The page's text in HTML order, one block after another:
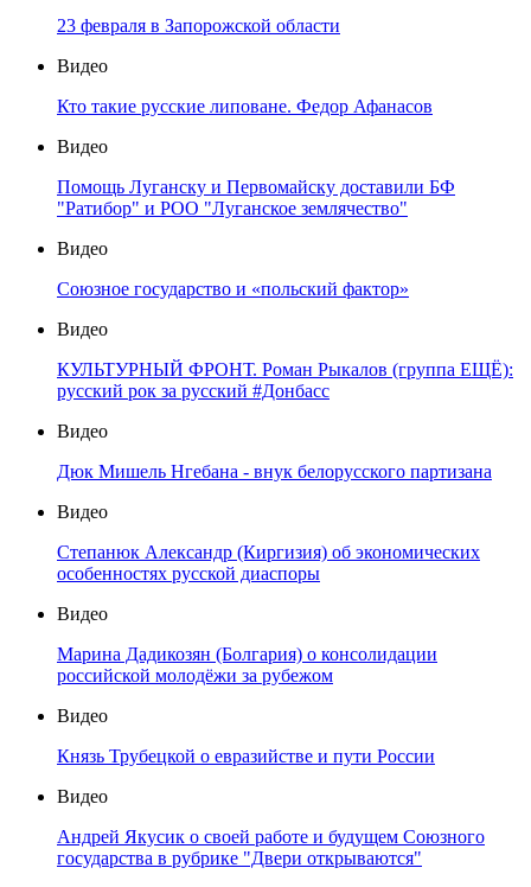
23 февраля в Запорожской области
Видео
Кто такие русские липоване. Федор Афанасов
Видео
Помощь Луганску и Первомайску доставили БФ
"Ратибор" и РОО "Луганское землячество"
Видео
Союзное государство и «польский фактор»
Видео
КУЛЬТУРНЫЙ ФРОНТ. Роман Рыкалов (группа ЕЩЁ):
русский рок за русский #Донбасс
Видео
Дюк Мишель Нгебана - внук белорусского партизана
Видео
Степанюк Александр (Киргизия) об экономических
особенностях русской диаспоры
Видео
Марина Дадикозян (Болгария) о консолидации
российской молодёжи за рубежом
Видео
Князь Трубецкой о евразийстве и пути России
Видео
Андрей Якусик о своей работе и будущем Союзного
государства в рубрике "Двери открываются"